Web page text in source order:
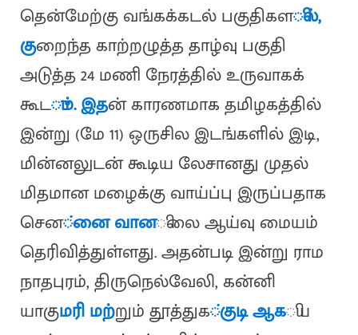
தென்​மேற்கு வங்​கக்​கடல் பகு​தி​களில்,
குறைந்த காற்​றழுத்த தாழ்வு பகுதி
அடுத்த 24 மணி நேரத்​தில் உருவாகக்​
கூடும். இதன் காரண​மாக தமிழகத்​தில்
இன்று (மே 11) ஒருசில இடங்​களி​ல் இடி,
மின்​னலுடன் கூடிய லேசானது முதல்
மித​மான மழைக்கு வாய்ப்பு இருப்பதாக
சென்னை வானிலை ஆய்வு மையம்
தெரிவித்துள்ளது. அதன்படி இன்று ராம​
நாத​புரம், திருநெல்​வேலி, கன்​னி​
யாகுமரி மற்​றும் தூத்​துக்​குடி ஆகிய